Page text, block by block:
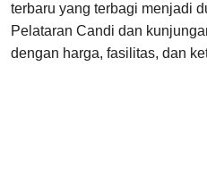
terbaru yang terbagi menjadi
Pelataran Candi dan
dengan harga, fasilitas, dan